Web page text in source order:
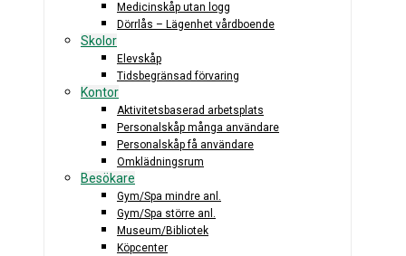
Medicinskåp utan logg
Dörrlås – Lägenhet vårdboende
Skolor
Elevskåp
Tidsbegränsad förvaring
Kontor
Aktivitetsbaserad arbetsplats
Personalskåp många användare
Personalskåp få användare
Omklädningsrum
Besökare
Gym/Spa mindre anl.
Gym/Spa större anl.
Museum/Bibliotek
Köpcenter